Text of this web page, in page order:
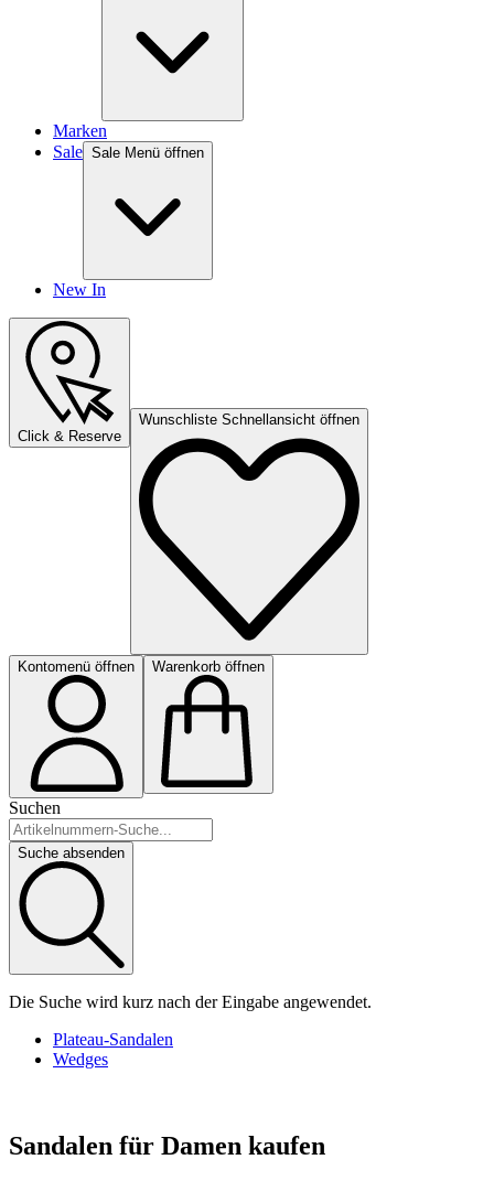
Marken
Sale Sale Menü öffnen
New In
Click & Reserve
Wunschliste Schnellansicht öffnen
Kontomenü öffnen Warenkorb öffnen
Suchen
Suche absenden
Die Suche wird kurz nach der Eingabe angewendet.
Plateau-Sandalen
Wedges
Sandalen für Damen kaufen